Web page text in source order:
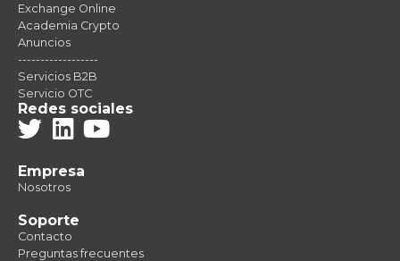
Exchange Online
Academia Crypto
Anuncios
------------------
Servicios B2B
Servicio OTC
Redes sociales
Empresa
Nosotros
Soporte
Contacto
Preguntas frecuentes